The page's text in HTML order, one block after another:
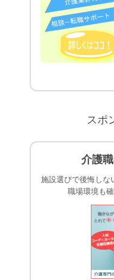
スポ
介護
施設選びで後悔しな
職場環境も